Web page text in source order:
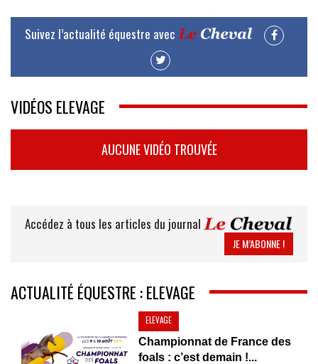
Suivez l’actualité équestre avec
VIDÉOS ELEVAGE
AUCUNE VIDÉO TROUVÉE
Accédez à tous les articles du journal
JE M’ABONNE !
ACTUALITÉ ÉQUESTRE : ELEVAGE
ELEVAGE
Championnat de France des
foals : c’est demain !...